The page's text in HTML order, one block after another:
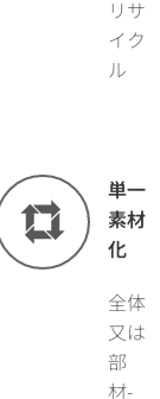
リサ
イク
ル
単一
素材
化
全体
又は
部
材-